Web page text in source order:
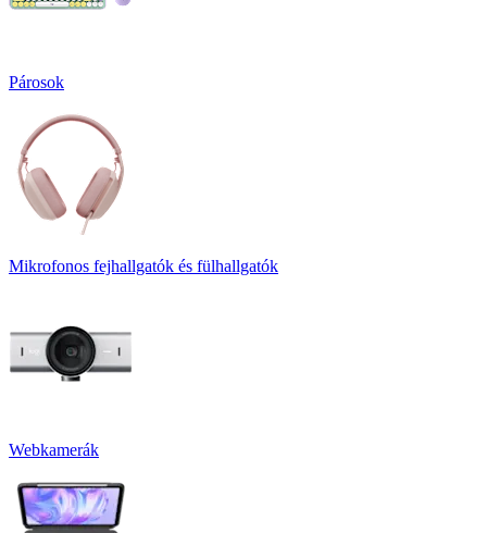
Párosok
Mikrofonos fejhallgatók és fülhallgatók
Webkamerák